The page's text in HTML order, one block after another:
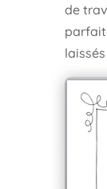
de